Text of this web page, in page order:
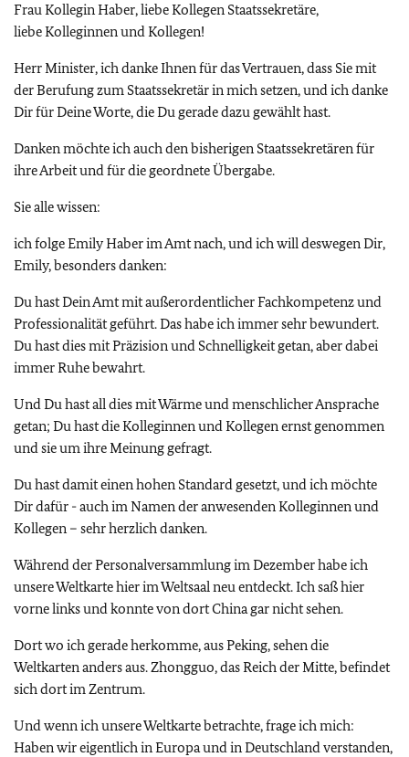
Frau Kollegin Haber, liebe Kollegen Staatssekretäre,
liebe Kolleginnen und Kollegen!
Herr Minister, ich danke Ihnen für das Vertrauen, dass Sie mit
der Berufung zum Staatssekretär in mich setzen, und ich danke
Dir für Deine Worte, die Du gerade dazu gewählt hast.
Danken möchte ich auch den bisherigen Staatssekretären für
ihre Arbeit und für die geordnete Übergabe.
Sie alle wissen:
ich folge Emily Haber im Amt nach, und ich will deswegen Dir,
Emily, besonders danken:
Du hast Dein Amt mit außerordentlicher Fachkompetenz und
Professionalität geführt. Das habe ich immer sehr bewundert.
Du hast dies mit Präzision und Schnelligkeit getan, aber dabei
immer Ruhe bewahrt.
Und Du hast all dies mit Wärme und menschlicher Ansprache
getan; Du hast die Kolleginnen und Kollegen ernst genommen
und sie um ihre Meinung gefragt.
Du hast damit einen hohen Standard gesetzt, und ich möchte
Dir dafür - auch im Namen der anwesenden Kolleginnen und
Kollegen – sehr herzlich danken.
Während der Personalversammlung im Dezember habe ich
unsere Weltkarte hier im Weltsaal neu entdeckt. Ich saß hier
vorne links und konnte von dort China gar nicht sehen.
Dort wo ich gerade herkomme, aus Peking, sehen die
Weltkarten anders aus. Zhongguo, das Reich der Mitte, befindet
sich dort im Zentrum.
Und wenn ich unsere Weltkarte betrachte, frage ich mich:
Haben wir eigentlich in Europa und in Deutschland verstanden,